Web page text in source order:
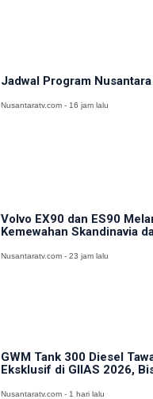
Jadwal Program
Nusantaratv.com - 16 jam lalu
Volvo EX90 dan ES90
Kemewahan Skandinavia
Nusantaratv.com - 23 jam lalu
GWM Tank 300 Diesel
Eksklusif di GIIAS 2026,
Nusantaratv.com - 1 hari lalu